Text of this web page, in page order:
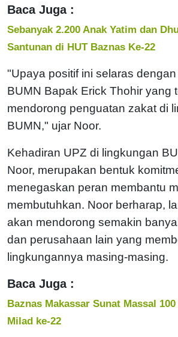
Baca Juga :
Sebanyak 2.200 Anak Yatim dan
Santunan di HUT Baznas Ke-22
"Upaya positif ini selaras
BUMN Bapak Erick Thohir yang
mendorong penguatan zakat di
BUMN," ujar Noor.
Kehadiran UPZ di lingkungan
Noor, merupakan bentuk
menegaskan peran membantu
membutuhkan. Noor berharap,
akan mendorong semakin
dan perusahaan lain yang
lingkungannya masing-masing.
Baca Juga :
Baznas Makassar Sunat Massal
Milad ke-22